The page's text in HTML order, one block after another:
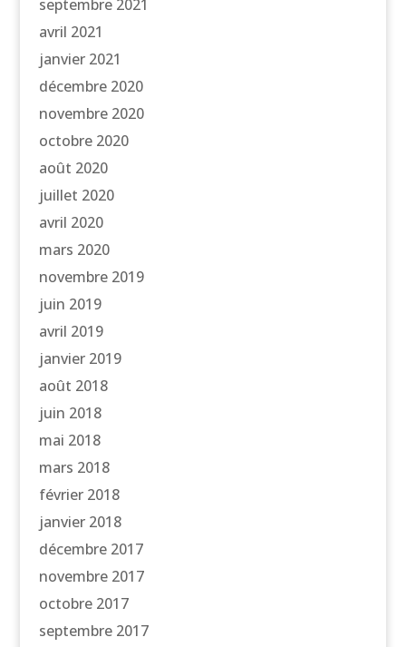
septembre 2021
avril 2021
janvier 2021
décembre 2020
novembre 2020
octobre 2020
août 2020
juillet 2020
avril 2020
mars 2020
novembre 2019
juin 2019
avril 2019
janvier 2019
août 2018
juin 2018
mai 2018
mars 2018
février 2018
janvier 2018
décembre 2017
novembre 2017
octobre 2017
septembre 2017